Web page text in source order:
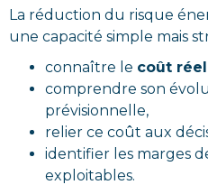
La réduction du risque
une capacité simple mais
connaître le coût
comprendre son
prévisionnelle,
relier ce coût aux
identifier les marges
exploitables.